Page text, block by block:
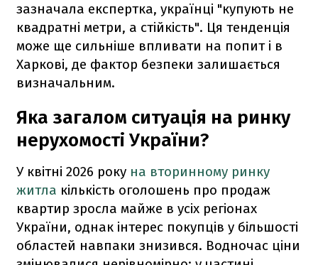
зазначала експертка, українці "купують не
квадратні метри, а стійкість". Ця тенденція
може ще сильніше впливати на попит і в
Харкові, де фактор безпеки залишається
визначальним.
Яка загалом ситуація на ринку
нерухомості України?
У квітні 2026 року на вторинному ринку
житла кількість оголошень про продаж
квартир зросла майже в усіх регіонах
України, однак інтерес покупців у більшості
областей навпаки знизився. Водночас ціни